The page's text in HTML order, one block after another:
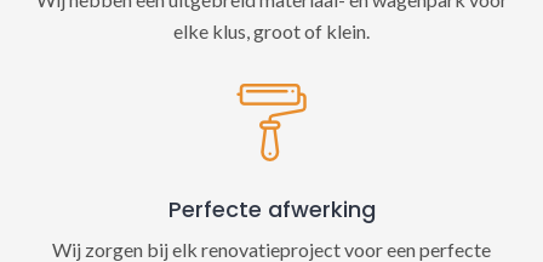
elke klus, groot of klein.
Perfecte afwerking
Wij zorgen bij elk renovatieproject voor een perfecte